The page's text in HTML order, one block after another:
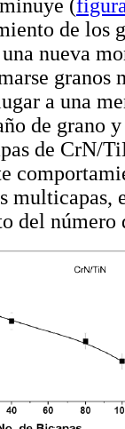
(
de los
nueva
granos
a una
de grano
de CrN/
multicapas,
del número